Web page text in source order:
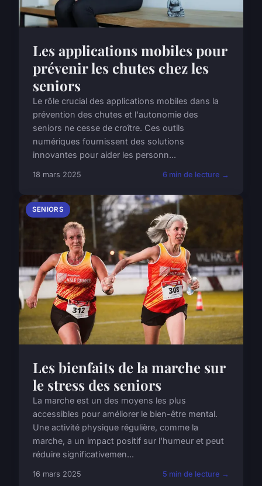
Les applications mobiles pour
prévenir les chutes chez les
seniors
Le rôle crucial des applications mobiles dans la
prévention des chutes et l'autonomie des
seniors ne cesse de croître. Ces outils
numériques fournissent des solutions
innovantes pour aider les personn...
18 mars 2025 6 min de lecture →
SENIORS
Les bienfaits de la marche sur
le stress des seniors
La marche est un des moyens les plus
accessibles pour améliorer le bien-être mental.
Une activité physique régulière, comme la
marche, a un impact positif sur l'humeur et peut
réduire significativemen...
16 mars 2025 5 min de lecture →